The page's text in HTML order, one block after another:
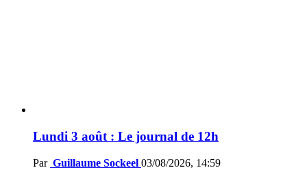
Lundi 3 août : Le journal de 12h
Par Guillaume Sockeel 03/08/2026, 14:59